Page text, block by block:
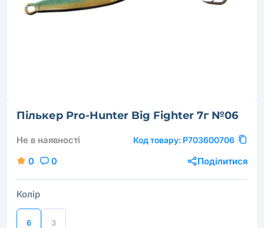
Пількер Pro-Hunter Big Fighter 7г №06
Не в наявності Код товару: P703600706
0 0 Поділитися
Колір
6 3